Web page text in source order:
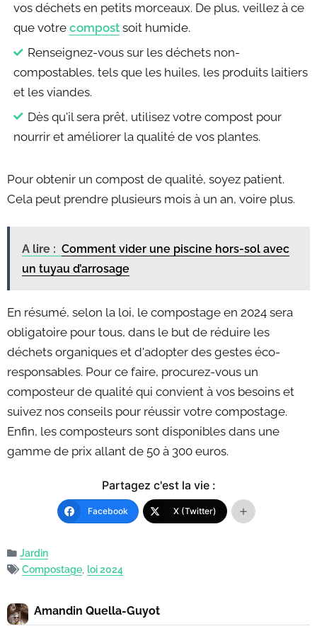
vos déchets en petits morceaux. De plus, veillez à ce
que votre compostsoit humide.
Renseignez-vous sur les déchets non-
compostables, tels que les huiles, les produits laitiers
et les viandes.
Dès qu'il sera prêt, utilisez votre compost pour
nourrir et améliorer la qualité de vos plantes.
Pour obtenir un compost de qualité, soyez patient.
Cela peut prendre plusieurs mois à un an, voire plus.
A lire : Comment vider une piscine hors-sol avec
un tuyau d’arrosage
En résumé, selon la loi, le compostage en 2024 sera
obligatoire pour tous, dans le but de réduire les
déchets organiques et d'adopter des gestes éco-
responsables. Pour ce faire, procurez-vous un
composteur de qualité qui convient à vos besoins et
suivez nos conseils pour réussir votre compostage.
Enfin, les composteurs sont disponibles dans une
gamme de prix allant de 50 à 300 euros.
Partagez c'est la vie :
Facebook X (Twitter)
Jardin
Compostage, loi 2024
Amandin Quella-Guyot